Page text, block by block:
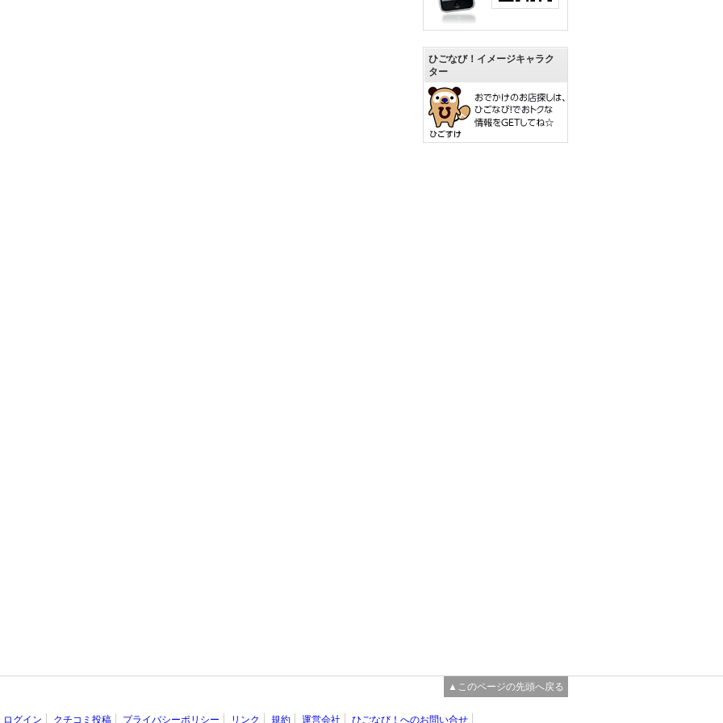
ひごなび！イメージキャラク
ター
▲このページの先頭へ戻る
ログイン クチコミ投稿 プライバシーポリシー リンク 規約 運営会社 ひごなび！へのお問い合せ